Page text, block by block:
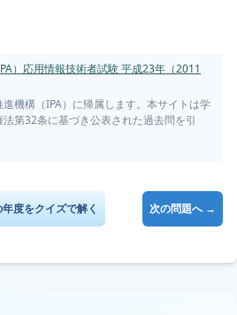
）応用情報技術者試験 平成23年（2011
機構（IPA）に帰属します。本サイトは学
第32条に基づき公表された過去問を引
年度をクイズで解く 次の問題へ →